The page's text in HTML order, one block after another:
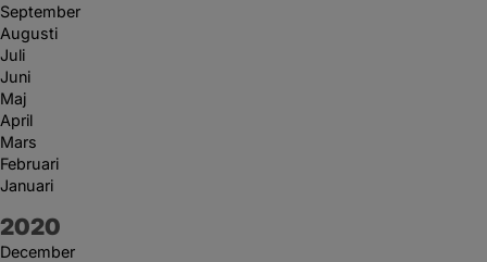
September
Augusti
Juli
Juni
Maj
April
Mars
Februari
Januari
År:
2020
December